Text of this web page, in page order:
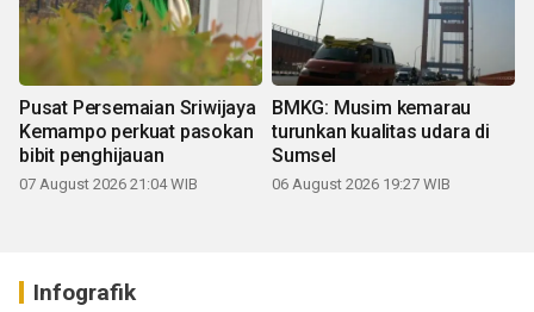
Pusat Persemaian Sriwijaya
Kemampo perkuat pasokan
bibit penghijauan
07 August 2026 21:04 WIB
BMKG: Musim kemarau
turunkan kualitas udara di
Sumsel
06 August 2026 19:27 WIB
Infografik